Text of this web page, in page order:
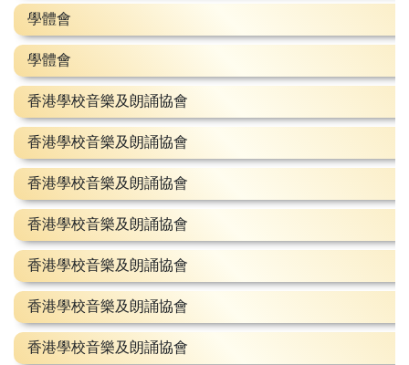
學體會
學體會
香港學校音樂及朗誦協會
香港學校音樂及朗誦協會
香港學校音樂及朗誦協會
香港學校音樂及朗誦協會
香港學校音樂及朗誦協會
香港學校音樂及朗誦協會
香港學校音樂及朗誦協會